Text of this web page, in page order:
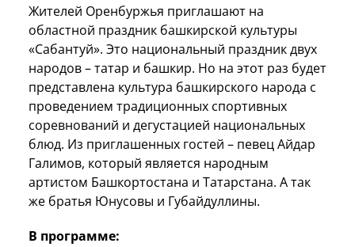
Жителей Оренбуржья приглашают на
областной праздник башкирской культуры
«Сабантуй». Это национальный праздник двух
народов – татар и башкир. Но на этот раз будет
представлена культура башкирского народа с
проведением традиционных спортивных
соревнований и дегустацией национальных
блюд. Из приглашенных гостей – певец Айдар
Галимов, который является народным
артистом Башкортостана и Татарстана. А так
же братья Юнусовы и Губайдуллины.
В программе: